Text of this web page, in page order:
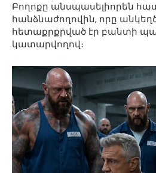
Բողոքը անսպասելիորեն
հանձնաժողովին, որը
հետաքրքրված էր բանտի
կատարվողով։